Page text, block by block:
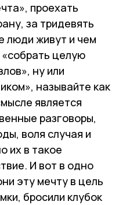
проехать
за тридевять
люди живут и чем
целую
ну или
называйте как
является
разговоры,
воля случая и
их в такое
И вот в одно
эту мечту в цель
бросили клубок